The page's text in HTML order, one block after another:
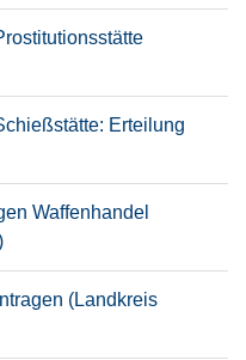
Erteilung
Waffenhandel
(Landkreis